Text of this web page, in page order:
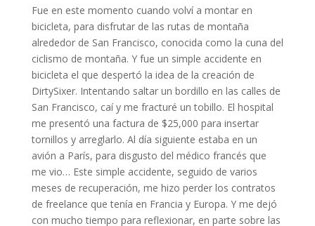
Fue en este momento cuando volví a montar en
bicicleta, para disfrutar de las rutas de montaña
alrededor de San Francisco, conocida como la cuna del
ciclismo de montaña. Y fue un simple accidente en
bicicleta el que despertó la idea de la creación de
DirtySixer. Intentando saltar un bordillo en las calles de
San Francisco, caí y me fracturé un tobillo. El hospital
me presentó una factura de $25,000 para insertar
tornillos y arreglarlo. Al día siguiente estaba en un
avión a París, para disgusto del médico francés que
me vio… Este simple accidente, seguido de varios
meses de recuperación, me hizo perder los contratos
de freelance que tenía en Francia y Europa. Y me dejó
con mucho tiempo para reflexionar, en parte sobre las